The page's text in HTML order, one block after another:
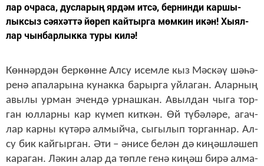
лар оч­ра­са, дус­ла­рың яр­дәм ит­сә, бер­нин­ди кар­шы­
лык­сыз сә­я­хәт­тә йө­реп кай­тыр­га мөм­кин икән! Хы­ял­
лар чын­бар­лык­ка ту­ры ки­лә!
Көн­нәр­дән бер­көн­не Ал­су исем­ле кыз Мәс­кәү шә­һә­
ре­нә апа­ла­ры­на ку­нак­ка ба­рыр­га уй­ла­ган. Алар­ның
авы­лыур­ман эчен­дә ур­наш­кан. Авыл­дан чы­га тор­
ган юл­лар­ны кар кү­меп кит­кән. Өй тү­бә­лә­ре, агач­
лар кар­ны кү­тә­рә ал­мый­ча, сы­гы­лып тор­ган­нар. Ал­
су бик кай­гыр­ган. Әти – әни­се бе­лән дә ки­ңәш­лә­шеп
ка­ра­ган. Лә­кин алар да төп­ле ге­нә ки­ңәш би­рә ал­ма­